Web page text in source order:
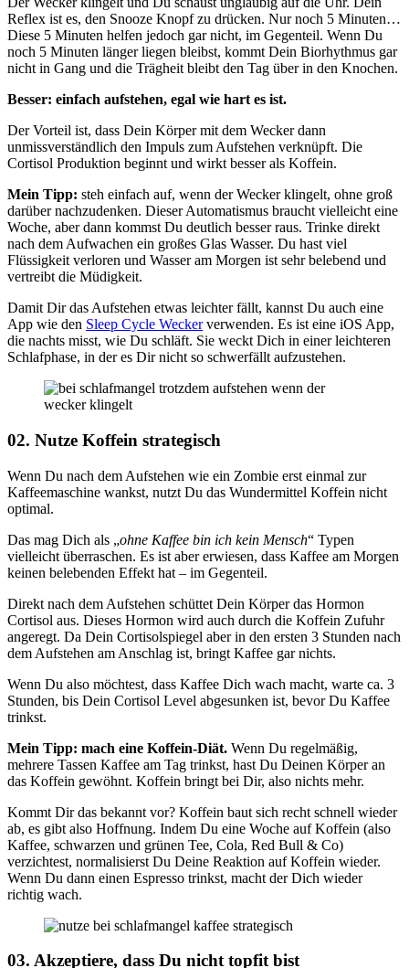
Reflex ist es, den Snooze Knopf zu drücken. Nur noch 5 Minuten…
Diese 5 Minuten helfen jedoch gar nicht, im Gegenteil. Wenn Du
noch 5 Minuten länger liegen bleibst, kommt Dein Biorhythmus gar
nicht in Gang und die Trägheit bleibt den Tag über in den Knochen.
Besser: einfach aufstehen, egal wie hart es ist.
Der Vorteil ist, dass Dein Körper mit dem Wecker dann
unmissverständlich den Impuls zum Aufstehen verknüpft. Die
Cortisol Produktion beginnt und wirkt besser als Koffein.
Mein Tipp: steh einfach auf, wenn der Wecker klingelt, ohne groß
darüber nachzudenken. Dieser Automatismus braucht vielleicht eine
Woche, aber dann kommst Du deutlich besser raus. Trinke direkt
nach dem Aufwachen ein großes Glas Wasser. Du hast viel
Flüssigkeit verloren und Wasser am Morgen ist sehr belebend und
vertreibt die Müdigkeit.
Damit Dir das Aufstehen etwas leichter fällt, kannst Du auch eine
App wie den Sleep Cycle Weckerverwenden. Es ist eine iOS App,
die nachts misst, wie Du schläft. Sie weckt Dich in einer leichteren
Schlafphase, in der es Dir nicht so schwerfällt aufzustehen.
02. Nutze Koffein strategisch
Wenn Du nach dem Aufstehen wie ein Zombie erst einmal zur
Kaffeemaschine wankst, nutzt Du das Wundermittel Koffein nicht
optimal.
Das mag Dich als „ohne Kaffee bin ich kein Mensch“ Typen
vielleicht überraschen. Es ist aber erwiesen, dass Kaffee am Morgen
keinen belebenden Effekt hat – im Gegenteil.
Direkt nach dem Aufstehen schüttet Dein Körper das Hormon
Cortisol aus. Dieses Hormon wird auch durch die Koffein Zufuhr
angeregt. Da Dein Cortisolspiegel aber in den ersten 3 Stunden nach
dem Aufstehen am Anschlag ist, bringt Kaffee gar nichts.
Wenn Du also möchtest, dass Kaffee Dich wach macht, warte ca. 3
Stunden, bis Dein Cortisol Level abgesunken ist, bevor Du Kaffee
trinkst.
Mein Tipp: mach eine Koffein-Diät. Wenn Du regelmäßig,
mehrere Tassen Kaffee am Tag trinkst, hast Du Deinen Körper an
das Koffein gewöhnt. Koffein bringt bei Dir, also nichts mehr.
Kommt Dir das bekannt vor? Koffein baut sich recht schnell wieder
ab, es gibt also Hoffnung. Indem Du eine Woche auf Koffein (also
Kaffee, schwarzen und grünen Tee, Cola, Red Bull & Co)
verzichtest, normalisierst Du Deine Reaktion auf Koffein wieder.
Wenn Du dann einen Espresso trinkst, macht der Dich wieder
richtig wach.
03. Akzeptiere, dass Du nicht topfit bist